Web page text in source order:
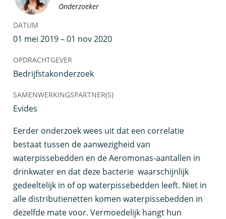
Eerder onderzoek wees uit dat een correlatie
bestaat tussen de aanwezigheid van
waterpissebedden en de Aeromonas-aantallen in
drinkwater en dat deze bacterie waarschijnlijk
gedeeltelijk in of op waterpissebedden leeft. Niet in
alle distributienetten komen waterpissebedden in
dezelfde mate voor. Vermoedelijk hangt hun
Onderzoeker
DATUM
01 mei 2019 – 01 nov 2020
OPDRACHTGEVER
Bedrijfstakonderzoek
SAMENWERKINGSPARTNER(S)
Evides